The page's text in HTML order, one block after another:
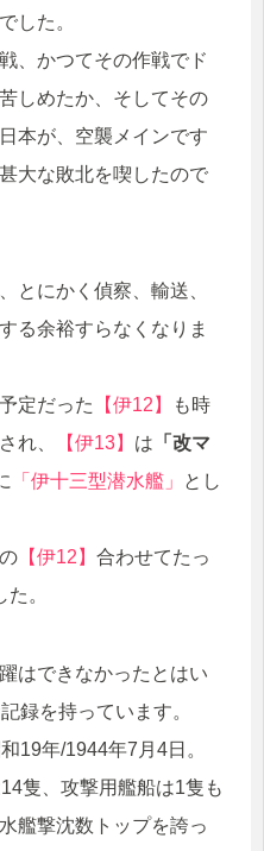
した。
、かつてその作戦でド
しめたか、そしてその
本が、空襲メインです
大な敗北を喫したので
とにかく偵察、輸送、
る余裕すらなくなりま
定だった 【伊12】
も時
れ、
【伊13】 は 「改マ
「伊十三型潜水艦」
とし
の 【伊12】 合わせてたっ
。
はできなかったとはい
録を持っています。
19年/1944年7月4日。
隻、攻撃用艦船は1隻も
艦撃沈数トップを誇っ